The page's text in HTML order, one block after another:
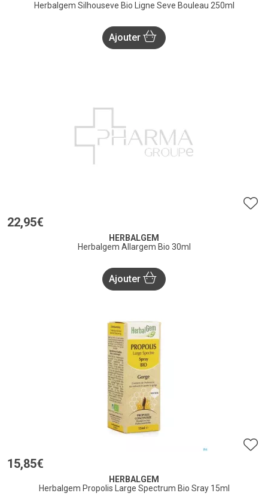
Herbalgem Silhouseve Bio Ligne Seve Bouleau 250ml
Ajouter
22,95€
HERBALGEM
Herbalgem Allargem Bio 30ml
Ajouter
15,85€
HERBALGEM
Herbalgem Propolis Large Spectrum Bio Sray 15ml